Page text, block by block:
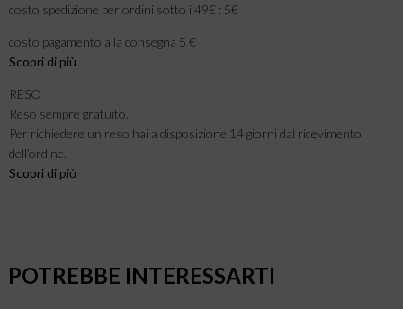
costo spedizione per ordini sotto i 49€ : 5€
costo pagamento alla consegna 5 €
Scopri di più
RESO
Reso sempre gratuito.
Per richiedere un reso hai a disposizione 14 giorni dal ricevimento
dell’ordine.
Scopri di più
POTREBBE INTERESSARTI